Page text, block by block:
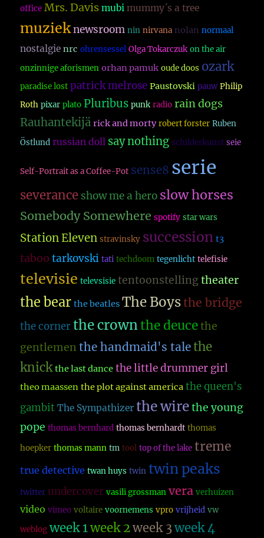
office Mrs. Davis mubi mummy´s a tree
muzieknewsroom nin nirvana nolan normaal
nostalgie nrc ohrensessel Olga Tokarczuk on the air
onzinnige aforismen orhan pamuk oude doos ozark
paradise lost patrick melrose Paustovski pauw Philip
Roth pixar plato Pluribus punk radio rain dogs
Rauhantekijä rick and morty robert forster Ruben
Östlund russian doll say nothing schilderkunst seie
Self-Portrait as a Coffee-Pot sense8 serie
severance show me a hero slow horses
Somebody Somewhere spotify star wars
Station Eleven stravinsky succession t3
taboo tarkovski tati techdoom tegenlicht telefisie
televisie televsisie tentoonstelling theater
the bear the beatles The Boysthe bridge
the corner the crownthe deuce the
gentlemen the handmaid's talethe
knick the last dance the little drummer girl
theo maassen the plot against america the queen's
gambit The Sympathizer the wire the young
pope thomas bernhard thomas bernhardt thomas
hoepker thomas mann tm tool top of the lake treme
true detective twan huys twin twin peaks
twitter undercover vasili grossman vera verhuizen
video vimeo voltaire voornemens vpro vrijheid vw
weblog week 1week 2week 3week 4